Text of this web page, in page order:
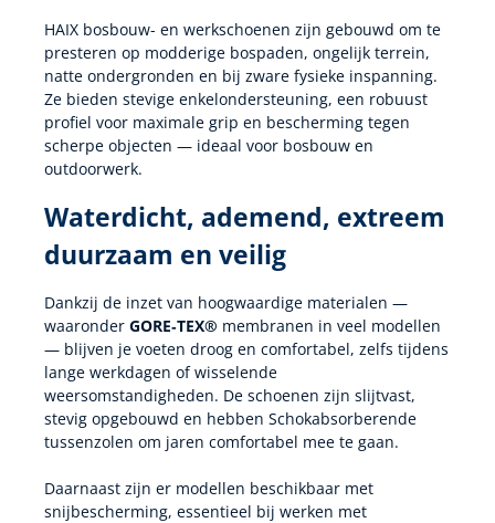
HAIX bosbouw- en werkschoenen zijn gebouwd om te
presteren op modderige bospaden, ongelijk terrein,
natte ondergronden en bij zware fysieke inspanning.
Ze bieden stevige enkelondersteuning, een robuust
profiel voor maximale grip en bescherming tegen
scherpe objecten — ideaal voor bosbouw en
outdoorwerk.
Waterdicht, ademend, extreem
duurzaam en veilig
Dankzij de inzet van hoogwaardige materialen —
waaronder GORE‑TEX® membranen in veel modellen
— blijven je voeten droog en comfortabel, zelfs tijdens
lange werkdagen of wisselende
weersomstandigheden. De schoenen zijn slijtvast,
stevig opgebouwd en hebben Schokabsorberende
tussenzolen om jaren comfortabel mee te gaan.
Daarnaast zijn er modellen beschikbaar met
snijbescherming, essentieel bij werken met